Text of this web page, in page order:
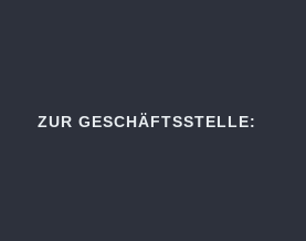
ZUR GESCHÄFTSSTELLE: